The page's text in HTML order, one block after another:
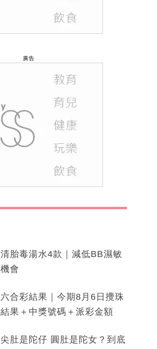
廣告
清胎毒湯水4款｜減低BB濕敏
機會
六合彩結果｜今期8月6日攪珠
結果＋中獎號碼＋派彩金額
尖肚是陀仔 圓肚是陀女？到底